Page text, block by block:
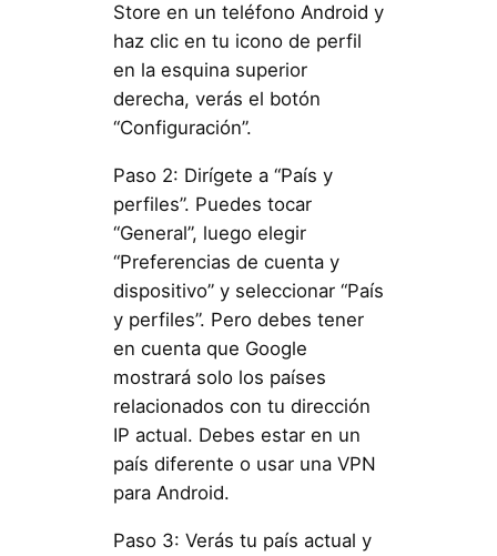
Store en un teléfono Android y
haz clic en tu icono de perfil
en la esquina superior
derecha, verás el botón
“Configuración”.
Paso 2: Dirígete a “País y
perfiles”. Puedes tocar
“General”, luego elegir
“Preferencias de cuenta y
dispositivo” y seleccionar “País
y perfiles”. Pero debes tener
en cuenta que Google
mostrará solo los países
relacionados con tu dirección
IP actual. Debes estar en un
país diferente o usar una VPN
para Android.
Paso 3: Verás tu país actual y